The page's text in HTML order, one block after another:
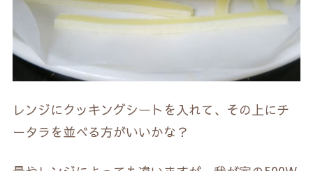
レンジにクッキングシートを入れて、その上にチ
ータラを並べる方がいいかな？